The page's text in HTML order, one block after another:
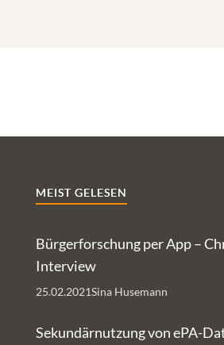
MEIST GELESEN
Bürgerforschung per App –
Interview
Sina Husemann
25.02.2021
Sekundärnutzung von ePA-